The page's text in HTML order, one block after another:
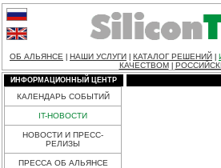
ОБ АЛЬЯНСЕ НАШИ УСЛУГИ КАТАЛОГ РЕШЕНИЙ
КАЧЕСТВОМ
ИНФОРМАЦИОННЫЙ ЦЕНТР
КАЛЕНДАРЬ СОБЫТИЙ
IT-НОВОСТИ
НОВОСТИ И ПРЕСС-
РЕЛИЗЫ
ПРЕССА ОБ АЛЬЯНСЕ